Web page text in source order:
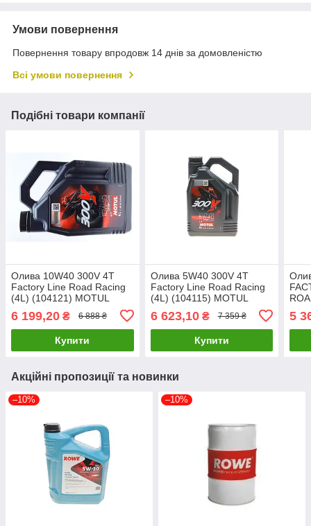
Умови повернення
Повернення товару впродовж 14 днів за домовленістю
Всі умови повернення
Подібні товари компанії
Олива 10W40 300V 4T
Factory Line Road Racing
(4L) (104121) MOTUL
6 199,20 ₴ 6 888 ₴
Купити
Олива 5W40 300V 4T
Factory Line Road Racing
(4L) (104115) MOTUL
6 623,10₴ 7 359 ₴
Купити
5
Акційні пропозиції та новинки
–10% –10%